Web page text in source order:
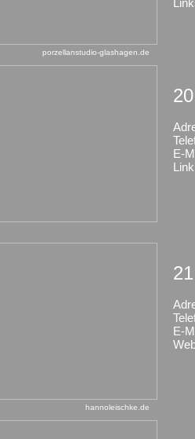
porzellanstudio-glashagen.de
E-
E-
hannoleischke.de